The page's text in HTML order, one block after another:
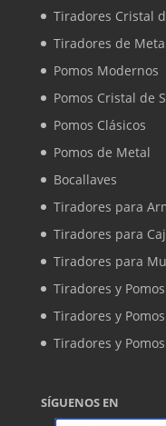
Tiradores Cristal
Tiradores de
Pomos Modernos
Pomos Cristal de
Pomos Clásicos
Pomos de Metal
Bocallaves
Tiradores para
Tiradores para
Tiradores para
Tiradores y
Tiradores y
Tiradores y
SÍGUENOS EN